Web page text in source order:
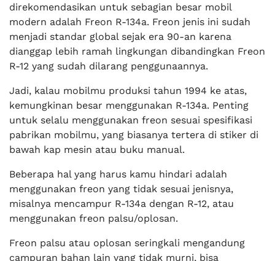
direkomendasikan untuk sebagian besar mobil
modern adalah Freon R-134a. Freon jenis ini sudah
menjadi standar global sejak era 90-an karena
dianggap lebih ramah lingkungan dibandingkan Freon
R-12 yang sudah dilarang penggunaannya.
Jadi, kalau mobilmu produksi tahun 1994 ke atas,
kemungkinan besar menggunakan R-134a. Penting
untuk selalu menggunakan freon sesuai spesifikasi
pabrikan mobilmu, yang biasanya tertera di stiker di
bawah kap mesin atau buku manual.
Beberapa hal yang harus kamu hindari adalah
menggunakan freon yang tidak sesuai jenisnya,
misalnya mencampur R-134a dengan R-12, atau
menggunakan freon palsu/oplosan.
Freon palsu atau oplosan seringkali mengandung
campuran bahan lain yang tidak murni, bisa